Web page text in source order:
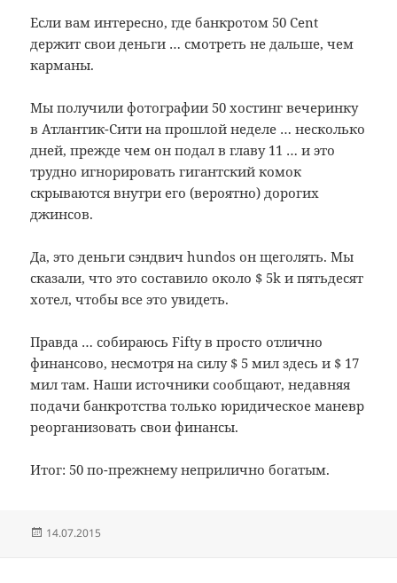
Если вам интересно, где банкротом 50 Cent
держит свои деньги … смотреть не дальше, чем
карманы.
Мы получили фотографии 50 хостинг вечеринку
в Атлантик-Сити на прошлой неделе … несколько
дней, прежде чем он подал в главу 11 … и это
трудно игнорировать гигантский комок
скрываются внутри его (вероятно) дорогих
джинсов.
Да, это деньги сэндвич hundos он щеголять.Мы
сказали, что это составило около $ 5k и пятьдесят
хотел, чтобы все это увидеть.
Правда … собираюсь Fifty в просто отлично
финансово, несмотря насилу $ 5 мил здесь и $ 17
мил там.Наши источники сообщают, недавняя
подачи банкротства только юридическое маневр
реорганизовать свои финансы.
Итог: 50 по-прежнему неприлично богатым.
Опубликовано
14.07.2015